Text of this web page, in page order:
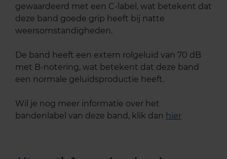
gewaardeerd met een C-label, wat betekent dat
deze band goede grip heeft bij natte
weersomstandigheden.
De band heeft een extern rolgeluid van 70 dB
met B-notering, wat betekent dat deze band
een normale geluidsproductie heeft.
Wil je nog meer informatie over het
bandenlabel van deze band, klik dan hier